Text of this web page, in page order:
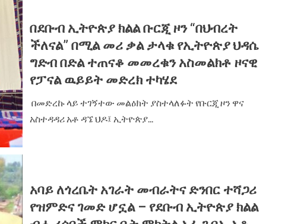
በደቡብ ኢትዮጵያ ክልል ቡርጂ ዞን “በህብረት
ችለናል” በሚል መሪ ቃል ታላቁ የኢትዮጵያ ህዳሴ
ግድብ በድል ተጠናቆ መመረቁን አስመልክቶ ዞናዊ
የፓናል ዉይይት መድረክ ተካሄደ
‎ ‎በመድረኩ ላይ ተገኝተው መልዕክት ያስተላለፉት የቡርጂ ዞን ዋና
አስተዳዳሪ አቶ ዳኜ ህዶ፤ ኢትዮጵያ...
አባይ ለጎረቤት አገራት መብራትና ድንበር ተሻጋሪ
የዝምድና ገመድ ሆኗል – የደቡብ ኢትዮጵያ ክልል